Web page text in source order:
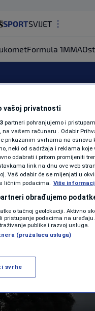
SPORTSVIJET
SHOWBIZ
KOLUMNE
PODCAST
N1
VIRALNO
VIDEO
Formula 1MMA
prvu
ali im
dopasti
| NOGOMET | 0 komentara
Više
vašoj privatnosti
partneri pohranjujemo i
na vašem računaru . Odabir
prikazanim svrhama na osnovu
neki od sadržaja i reklama
odabrati i pritom promijeniti
link na dnu ove web
Vaš odabir će se mijenjati u
ličnim podacima. Više
obrađujemo
o tačnoj geolokaciji. Aktivno
pristupanje podacima na
publike i razvoj usluga.
(pružalaca usluga)
svrhe